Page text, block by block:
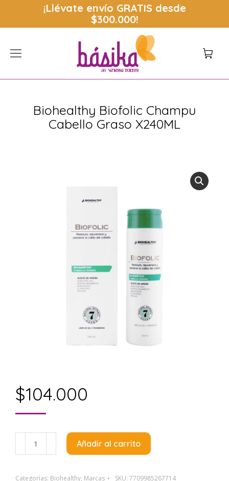
¡Llévate envío GRATIS desde
$300.000!
Biohealthy Biofolic Champu
Cabello Graso X240ML
$104.000
Biohealthy
Biofolic
Añadir al carrito
Categorías: Biohealthy, Marcas SKU: 7709985267714